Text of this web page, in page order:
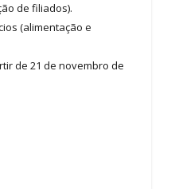
de filiados).
(alimentação e
de 21 de novembro de